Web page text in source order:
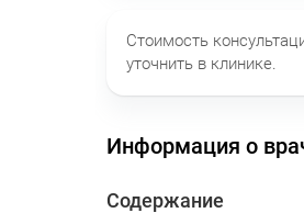
Стоимость
уточнить в клинике.
Информация о
Содержание